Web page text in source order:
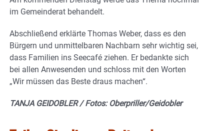
im Gemeinderat behandelt.
Abschließend erklärte Thomas Weber, dass es den
Bürgern und unmittelbaren Nachbarn sehr wichtig sei,
dass Familien ins Seecafé ziehen. Er bedankte sich
bei allen Anwesenden und schloss mit den Worten
„Wir müssen das Beste draus machen“.
TANJA GEIDOBLER / Fotos: Oberpriller/Geidobler